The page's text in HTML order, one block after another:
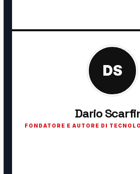
DS
Dario
FONDATORE E AUTORE DI